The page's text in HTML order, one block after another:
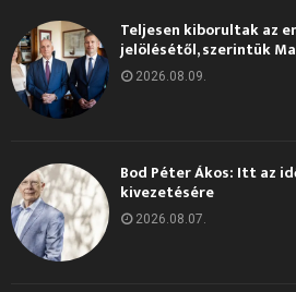
Teljesen kiborultak az
jelölésétől, szerintük
2026.08.09.
Bod Péter Ákos: Itt az
kivezetésére
2026.08.07.